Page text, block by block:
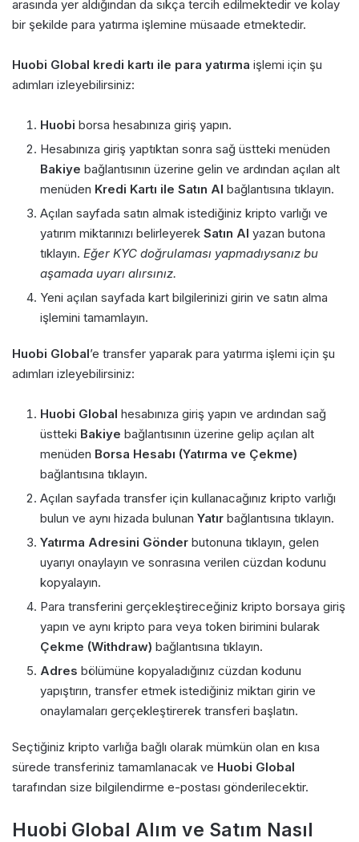
arasında yer aldığından da sıkça tercih edilmektedir ve kolay
bir şekilde para yatırma işlemine müsaade etmektedir.
Huobi Global kredi kartı ile para yatırma işlemi için şu
adımları izleyebilirsiniz:
Huobi borsa hesabınıza giriş yapın.
Hesabınıza giriş yaptıktan sonra sağ üstteki menüden
Bakiye bağlantısının üzerine gelin ve ardından açılan alt
menüden Kredi Kartı ile Satın Al bağlantısına tıklayın.
Açılan sayfada satın almak istediğiniz kripto varlığı ve
yatırım miktarınızı belirleyerek Satın Al yazan butona
tıklayın. Eğer KYC doğrulaması yapmadıysanız bu
aşamada uyarı alırsınız.
Yeni açılan sayfada kart bilgilerinizi girin ve satın alma
işlemini tamamlayın.
Huobi Global’e transfer yaparak para yatırma işlemi için şu
adımları izleyebilirsiniz:
Huobi Global hesabınıza giriş yapın ve ardından sağ
üstteki Bakiye bağlantısının üzerine gelip açılan alt
menüden Borsa Hesabı (Yatırma ve Çekme)
bağlantısına tıklayın.
Açılan sayfada transfer için kullanacağınız kripto varlığı
bulun ve aynı hizada bulunan Yatır bağlantısına tıklayın.
Yatırma Adresini Gönder butonuna tıklayın, gelen
uyarıyı onaylayın ve sonrasına verilen cüzdan kodunu
kopyalayın.
Para transferini gerçekleştireceğiniz kripto borsaya giriş
yapın ve aynı kripto para veya token birimini bularak
Çekme (Withdraw) bağlantısına tıklayın.
Adres bölümüne kopyaladığınız cüzdan kodunu
yapıştırın, transfer etmek istediğiniz miktarı girin ve
onaylamaları gerçekleştirerek transferi başlatın.
Seçtiğiniz kripto varlığa bağlı olarak mümkün olan en kısa
sürede transferiniz tamamlanacak ve Huobi Global
tarafından size bilgilendirme e-postası gönderilecektir.
Huobi Global Alım ve Satım Nasıl